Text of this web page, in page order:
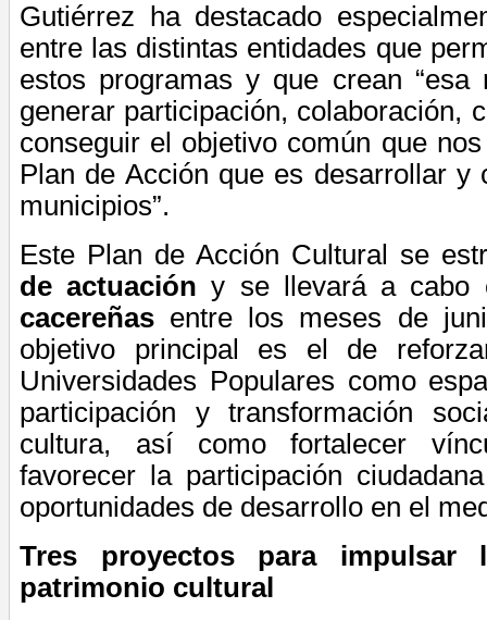
Gutiérrez ha destacado
entre las distintas entidades que
estos programas y que crean “esa
generar participación, colaboración,
conseguir el objetivo común que
Plan de Acción que es desarrollar y
municipios”.
Este Plan de Acción Cultural se
de actuación y se llevará a
cacereñas entre los meses de
objetivo principal es el de
Universidades Populares como
participación y transformación
cultura, así como fortalecer
favorecer la participación
oportunidades de desarrollo en el
Tres proyectos para
patrimonio cultural